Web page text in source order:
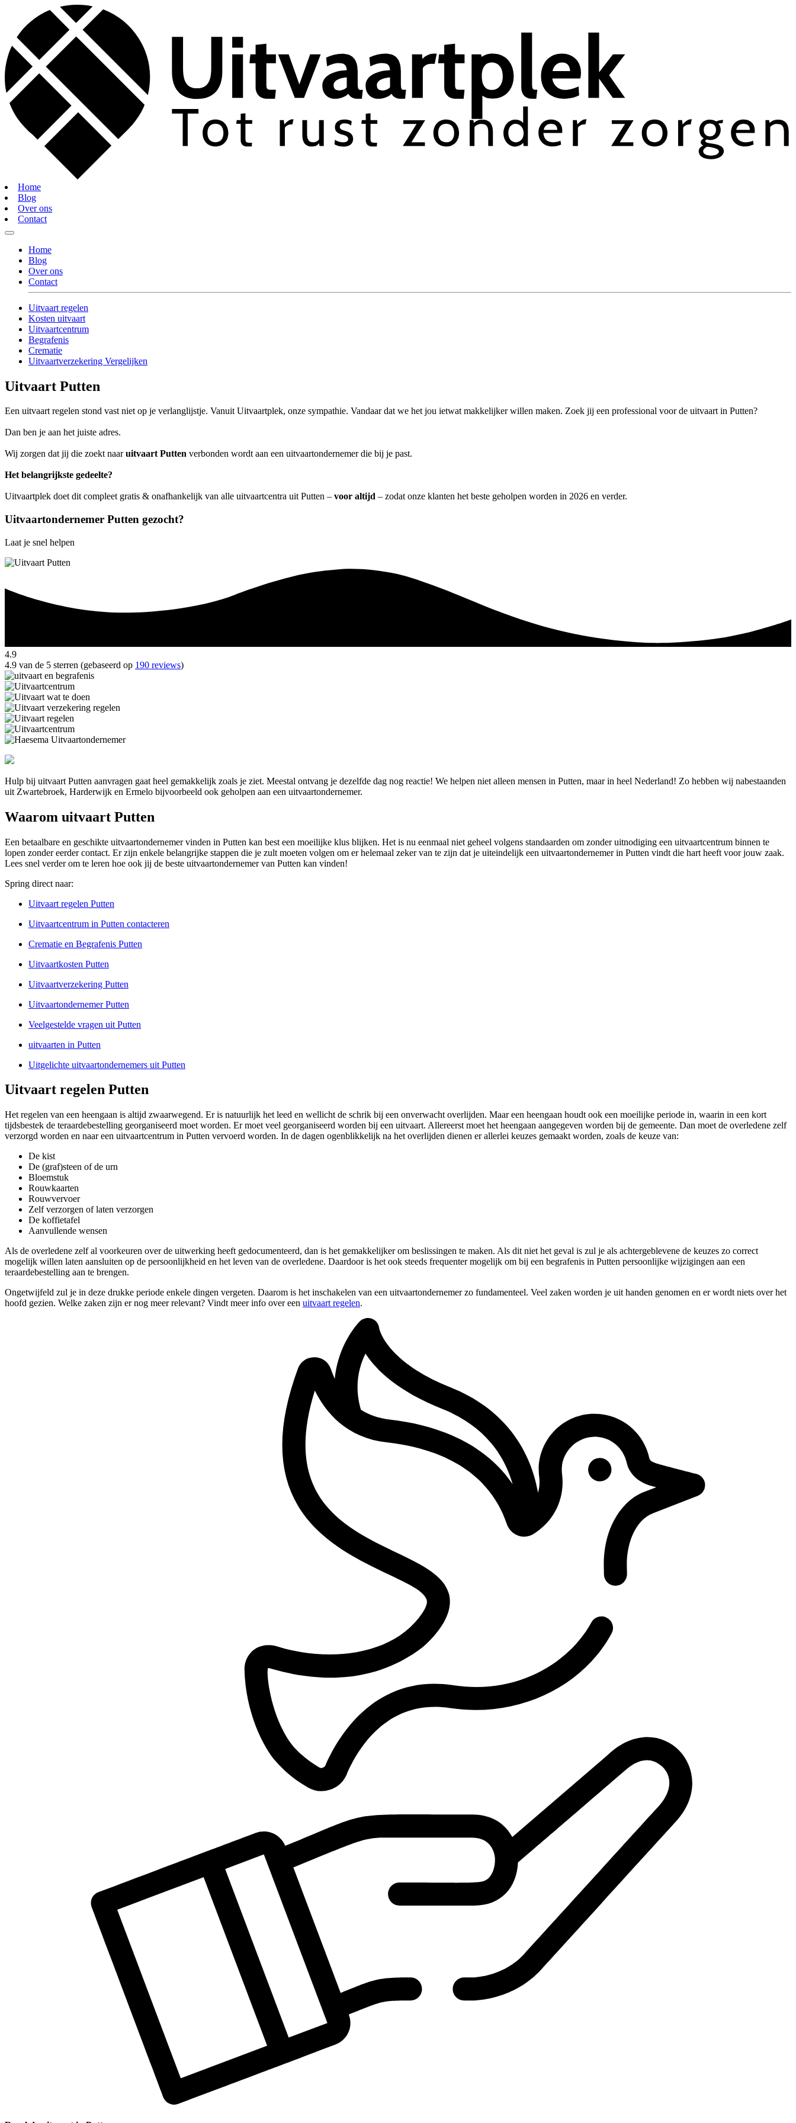
Home
Blog
Over ons
Contact
Home
Blog
Over ons
Contact
Uitvaart regelen
Kosten uitvaart
Uitvaartcentrum
Begrafenis
Crematie
Uitvaartverzekering Vergelijken
Uitvaart Putten
Een uitvaart regelen stond vast niet op je verlanglijstje. Vanuit Uitvaartplek, onze sympathie. Vandaar dat we het jou ietwat makkelijker willen maken. Zoek jij een professional voor de uitvaart in Putten?
Dan ben je aan het juiste adres.
Wij zorgen dat jij die zoekt naaruitvaart Putten verbonden wordt aan een uitvaartondernemer die bij je past.
Het belangrijkste gedeelte?
Uitvaartplek doet dit compleet gratis & onafhankelijk van alle uitvaartcentra uit Putten – voor altijd – zodat onze klanten het beste geholpen worden in 2026 en verder.
Uitvaartondernemer Putten gezocht?
Laat je snel helpen
4.9
4.9 van de 5 sterren (gebaseerd op 190 reviews)
Hulp bij uitvaart Putten aanvragen gaat heel gemakkelijk zoals je ziet. Meestal ontvang je dezelfde dag nog reactie! We helpen niet alleen mensen in Putten, maar in heel Nederland! Zo hebben wij nabestaanden
uit Zwartebroek, Harderwijk en Ermelo bijvoorbeeld ook geholpen aan een uitvaartondernemer.
Waarom uitvaart Putten
Een betaalbare en geschikte uitvaartondernemer vinden in Putten kan best een moeilijke klus blijken. Het is nu eenmaal niet geheel volgens standaarden om zonder uitnodiging een uitvaartcentrum binnen te
lopen zonder eerder contact. Er zijn enkele belangrijke stappen die je zult moeten volgen om er helemaal zeker van te zijn dat je uiteindelijk een uitvaartondernemer in Putten vindt die hart heeft voor jouw zaak.
Lees snel verder om te leren hoe ook jij de beste uitvaartondernemer van Putten kan vinden!
Spring direct naar:
Uitvaart regelen Putten
Uitvaartcentrum in Putten contacteren
Crematie en Begrafenis Putten
Uitvaartkosten Putten
Uitvaartverzekering Putten
Uitvaartondernemer Putten
Veelgestelde vragen uit Putten
uitvaarten in Putten
Uitgelichte uitvaartondernemers uit Putten
Uitvaart regelen Putten
Het regelen van een heengaan is altijd zwaarwegend. Er is natuurlijk het leed en wellicht de schrik bij een onverwacht overlijden. Maar een heengaan houdt ook een moeilijke periode in, waarin in een kort
tijdsbestek de teraardebestelling georganiseerd moet worden. Er moet veel georganiseerd worden bij een uitvaart. Allereerst moet het heengaan aangegeven worden bij de gemeente. Dan moet de overledene zelf
verzorgd worden en naar een uitvaartcentrum in Putten vervoerd worden. In de dagen ogenblikkelijk na het overlijden dienen er allerlei keuzes gemaakt worden, zoals de keuze van:
De kist
De (graf)steen of de urn
Bloemstuk
Rouwkaarten
Rouwvervoer
Zelf verzorgen of laten verzorgen
De koffietafel
Aanvullende wensen
Als de overledene zelf al voorkeuren over de uitwerking heeft gedocumenteerd, dan is het gemakkelijker om beslissingen te maken. Als dit niet het geval is zul je als achtergeblevene de keuzes zo correct
mogelijk willen laten aansluiten op de persoonlijkheid en het leven van de overledene. Daardoor is het ook steeds frequenter mogelijk om bij een begrafenis in Putten persoonlijke wijzigingen aan een
teraardebestelling aan te brengen.
Ongetwijfeld zul je in deze drukke periode enkele dingen vergeten. Daarom is het inschakelen van een uitvaartondernemer zo fundamenteel. Veel zaken worden je uit handen genomen en er wordt niets over het
hoofd gezien. Welke zaken zijn er nog meer relevant? Vindt meer info over een uitvaart regelen.